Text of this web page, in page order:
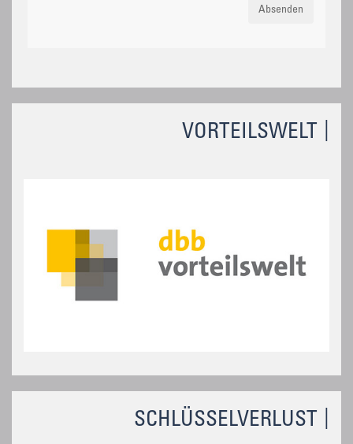
VORTEILSWELT
SCHLÜSSELVERLUST
Absenden